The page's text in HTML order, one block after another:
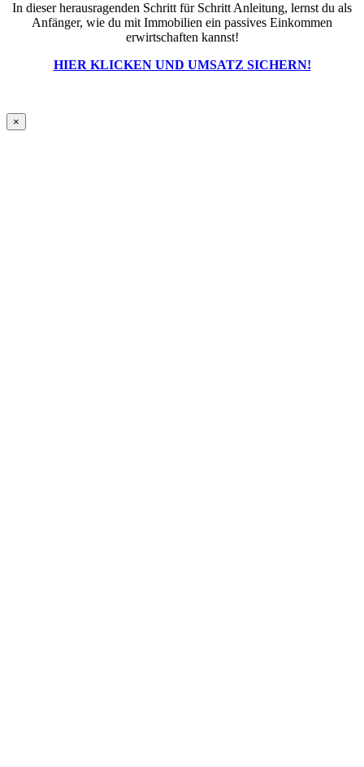
In dieser herausragenden Schritt für Schritt Anleitung, lernst du als
Anfänger, wie du mit Immobilien ein passives Einkommen
erwirtschaften kannst!
HIER KLICKEN UND UMSATZ SICHERN!
×